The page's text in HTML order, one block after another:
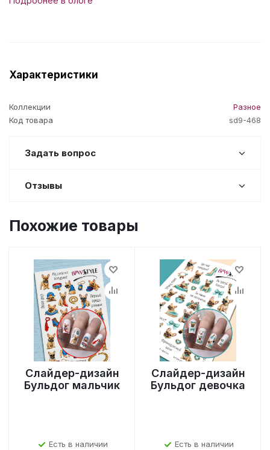
Характеристики
Коллекции
Разное
Код товара
sd9-468
Задать вопрос
Отзывы
Похожие товары
Слайдер-дизайн
Бульдог мальчик
Есть в наличии
Слайдер-дизайн
Бульдог девочка
Есть в наличии